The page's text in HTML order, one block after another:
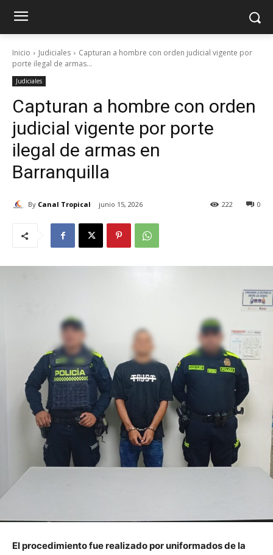
Inicio Judiciales
Capturan a hombre con orden judicial vigente por
porte ilegal de armas...
Judiciales
Capturan a hombre con orden
judicial vigente por porte
ilegal de armas en
Barranquilla
By Canal Tropical junio 15, 2026 0
222
El procedimiento fue realizado por uniformados de la